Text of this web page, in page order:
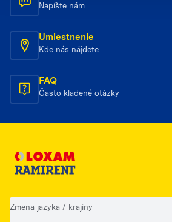
Napíšte nám
Umiestnenie
Kde nás nájdete
FAQ
Často kladené otázky
Zmena jazyka / krajiny